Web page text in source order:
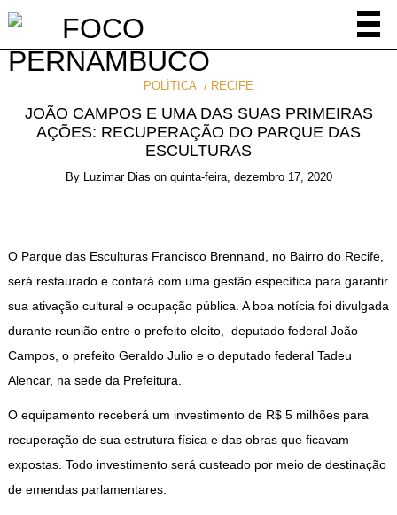
POLÍTICA RECIFE
JOÃO CAMPOS E UMA DAS SUAS PRIMEIRAS
AÇÕES: RECUPERAÇÃO DO PARQUE DAS
ESCULTURAS
By Luzimar Dias on quinta-feira, dezembro 17, 2020
O Parque das Esculturas Francisco Brennand, no Bairro do Recife,
será restaurado e contará com uma gestão específica para garantir
sua ativação cultural e ocupação pública. A boa notícia foi divulgada
durante reunião entre o prefeito eleito, deputado federal João
Campos, o prefeito Geraldo Julio e o deputado federal Tadeu
Alencar, na sede da Prefeitura.
O equipamento receberá um investimento de R$ 5 milhões para
recuperação de sua estrutura física e das obras que ficavam
expostas. Todo investimento será custeado por meio de destinação
de emendas parlamentares.